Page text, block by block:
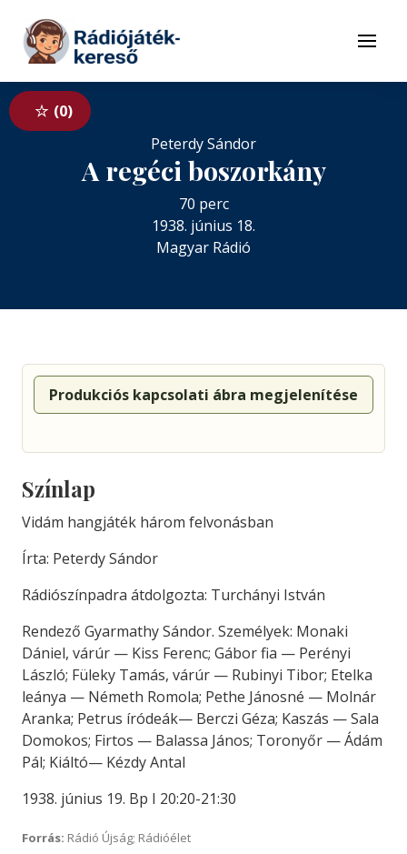
Tovább a tartalomhoz
Menü
0
Peterdy Sándor
A regéci boszorkány
70 perc
1938. június 18.
Magyar Rádió
Produkciós kapcsolati ábra megjelenítése
Színlap
Vidám hangjáték három felvonásban
Írta: Peterdy Sándor
Rádiószínpadra átdolgozta: Turchányi István
Rendező Gyarmathy Sándor. Személyek: Monaki
Dániel, várúr — Kiss Ferenc; Gábor fia — Perényi
László; Füleky Tamás, várúr — Rubinyi Tibor; Etelka
leánya — Németh Romola; Pethe Jánosné — Molnár
Aranka; Petrus íródeák— Berczi Géza; Kaszás — Sala
Domokos; Firtos — Balassa János; Toronyőr — Ádám
Pál; Kiáltó— Kézdy Antal
1938. június 19. Bp I 20:20-21:30
Forrás: Rádió Újság; Rádióélet